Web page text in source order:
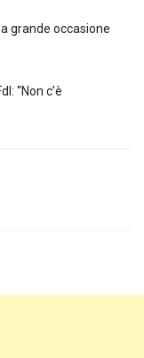
grande occasione
“Non c’è